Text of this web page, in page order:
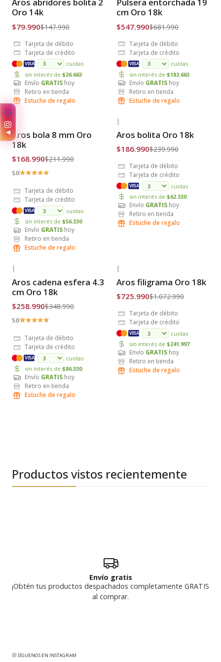
Envío Gratis
Aros abridores bolita 2
Oro 14k
$79.990$147.990
Tarjeta de débito
Tarjeta de crédito
VISA
cuotas
sin interés de $26.663
Envío GRATIS hoy
Retiro en tienda
Estuche de regalo
Envío Gratis
Pulsera entorchada 19
cm Oro 18k
$547.990$681.990
Tarjeta de débito
Tarjeta de crédito
VISA
cuotas
sin interés de $182.663
Envío GRATIS hoy
Retiro en tienda
Estuche de regalo
Envío Gratis
Aros bola 8 mm Oro
18k
$168.990$211.990
5.0
Tarjeta de débito
Tarjeta de crédito
VISA
cuotas
sin interés de $56.330
Envío GRATIS hoy
Retiro en tienda
Estuche de regalo
Envío Gratis
|
Aros bolita Oro 18k
$186.990$239.990
Tarjeta de débito
Tarjeta de crédito
VISA
cuotas
sin interés de $62.330
Envío GRATIS hoy
Retiro en tienda
Estuche de regalo
Envío Gratis
Aros cadena esfera 4.3
cm Oro 18k
$258.990$348.990
5.0
Tarjeta de débito
Tarjeta de crédito
VISA
cuotas
sin interés de $86.330
Envío GRATIS hoy
Retiro en tienda
Estuche de regalo
Envío Gratis
Aros filigrama Oro 18k
$725.990$1.072.990
Tarjeta de débito
Tarjeta de crédito
VISA
cuotas
sin interés de $241.997
Envío GRATIS hoy
Retiro en tienda
Estuche de regalo
Productos vistos recientemente
Envío gratis
¡Obtén tus productos despachados completamente GRATIS
al comprar.
SÍGUENOS EN INSTAGRAM
✨
◀